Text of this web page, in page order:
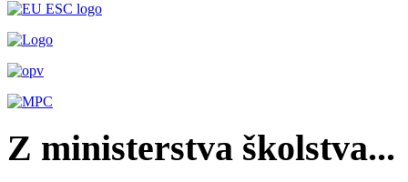
Z ministerstva školstva...